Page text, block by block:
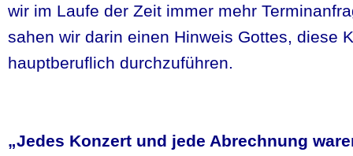
wir im Laufe der Zeit immer mehr
sahen wir darin einen Hinweis Gottes, diese
hauptberuflich durchzuführen.
„Jedes Konzert und jede Abrechnung